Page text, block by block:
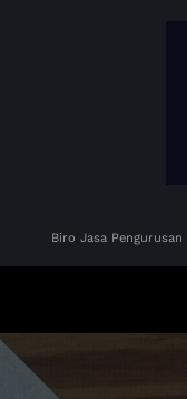
Biro Jasa